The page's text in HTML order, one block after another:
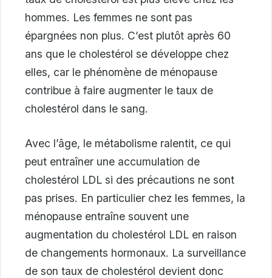
hommes. Les femmes ne sont pas
épargnées non plus. C’est plutôt après 60
ans que le cholestérol se développe chez
elles, car le phénomène de ménopause
contribue à faire augmenter le taux de
cholestérol dans le sang.
Avec l’âge, le métabolisme ralentit, ce qui
peut entraîner une accumulation de
cholestérol LDL si des précautions ne sont
pas prises. En particulier chez les femmes, la
ménopause entraîne souvent une
augmentation du cholestérol LDL en raison
de changements hormonaux. La surveillance
de son taux de cholestérol devient donc